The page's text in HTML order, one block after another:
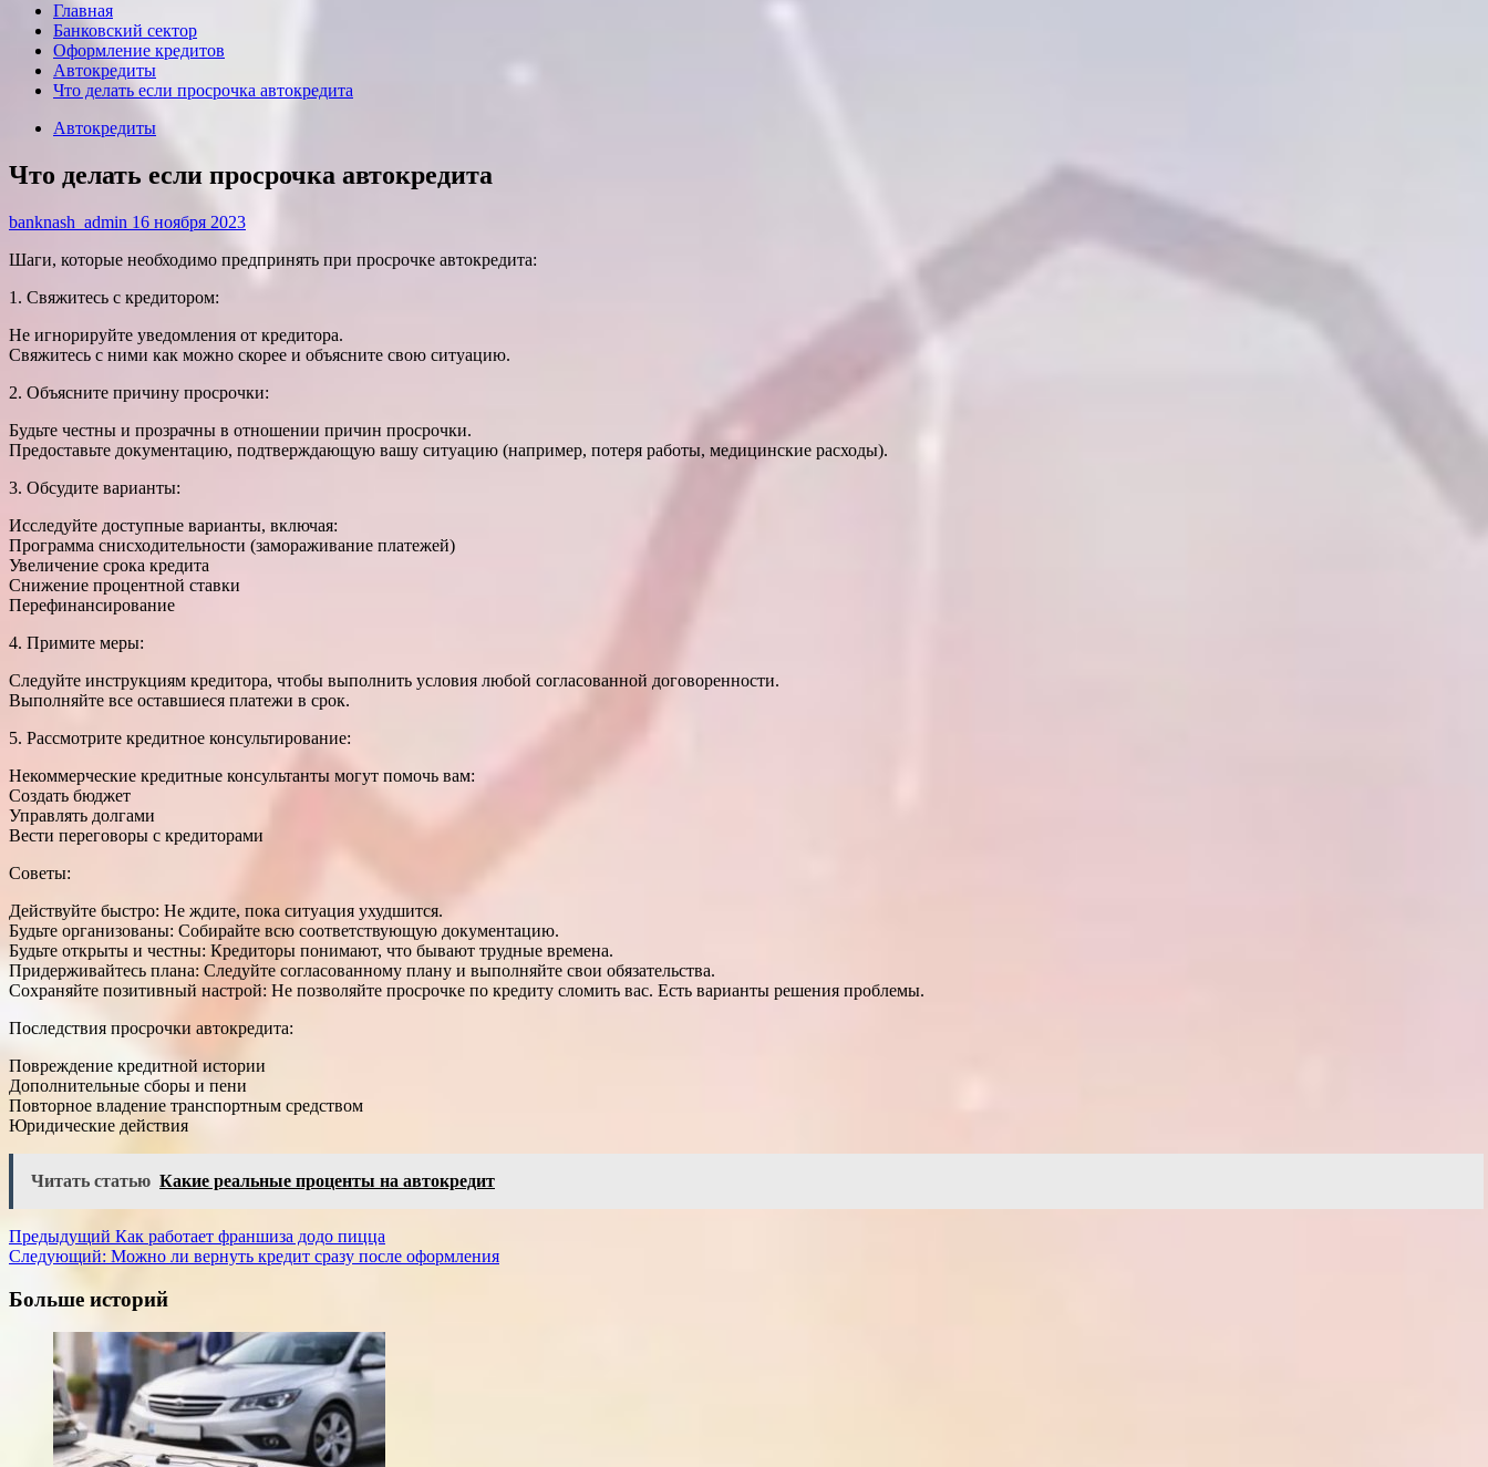
Главная
Банковский сектор
Оформление кредитов
Автокредиты
Что делать если просрочка автокредита
Автокредиты
Что делать если просрочка автокредита
banknash_admin 16 ноября 2023
Шаги, которые необходимо предпринять при просрочке автокредита:
1. Свяжитесь с кредитором:
Не игнорируйте уведомления от кредитора.
Свяжитесь с ними как можно скорее и объясните свою ситуацию.
2. Объясните причину просрочки:
Будьте честны и прозрачны в отношении причин просрочки.
Предоставьте документацию, подтверждающую вашу ситуацию (например, потеря работы, медицинские расходы).
3. Обсудите варианты:
Исследуйте доступные варианты, включая:
Программа снисходительности (замораживание платежей)
Увеличение срока кредита
Снижение процентной ставки
Перефинансирование
4. Примите меры:
Следуйте инструкциям кредитора, чтобы выполнить условия любой согласованной договоренности.
Выполняйте все оставшиеся платежи в срок.
5. Рассмотрите кредитное консультирование:
Некоммерческие кредитные консультанты могут помочь вам:
Создать бюджет
Управлять долгами
Вести переговоры с кредиторами
Советы:
Действуйте быстро: Не ждите, пока ситуация ухудшится.
Будьте организованы: Собирайте всю соответствующую документацию.
Будьте открыты и честны: Кредиторы понимают, что бывают трудные времена.
Придерживайтесь плана: Следуйте согласованному плану и выполняйте свои обязательства.
Сохраняйте позитивный настрой: Не позволяйте просрочке по кредиту сломить вас. Есть варианты решения проблемы.
Последствия просрочки автокредита:
Повреждение кредитной истории
Дополнительные сборы и пени
Повторное владение транспортным средством
Юридические действия
Читать статью Какие реальные проценты на автокредит
Навигация
записи
Предыдущий Как работает франшиза додо пицца
Следующий: Можно ли вернуть кредит сразу после оформления
Больше историй